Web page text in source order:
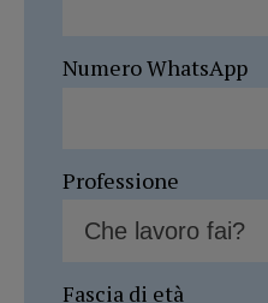
Numero WhatsApp
Professione
Fascia di età